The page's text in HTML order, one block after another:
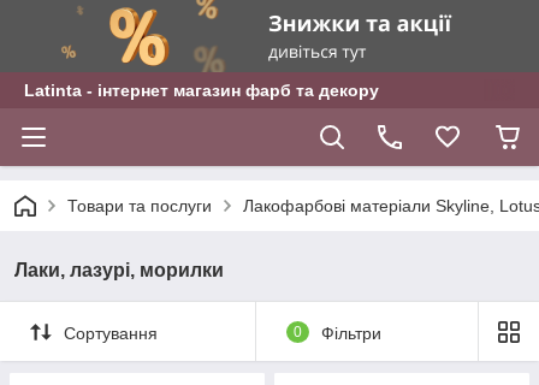
Latinta - інтернет магазин фарб та декору
Товари та послуги Лакофарбові матеріали Skyline,
Лаки, лазурі, морилки
Сортування 0 Фільтри